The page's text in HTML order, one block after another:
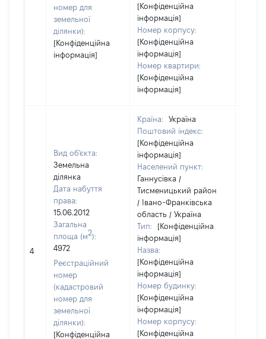
номер для
земельної
ділянки):
[Конфіденційна
інформація]
[Конфіденційна
інформація]
Номер корпусу:
[Конфіденційна
інформація]
Номер квартири:
[Конфіденційна
інформація]
4
Вид об'єкта:
Земельна
ділянка
Дата набуття
права:
15.06.2012
Загальна
площа (м2):
4972
Реєстраційний
номер
(кадастровий
номер для
земельної
ділянки):
[Конфіденційна
Країна:
Україна
Поштовий індекс:
[Конфіденційна
інформація]
Населений пункт:
Ганнусівка /
Тисменицький район
/ Івано-Франківська
область / Україна
Тип:
[Конфіденційна
інформація]
Назва:
[Конфіденційна
інформація]
Номер будинку:
[Конфіденційна
інформація]
Номер корпусу:
[Конфіденційна